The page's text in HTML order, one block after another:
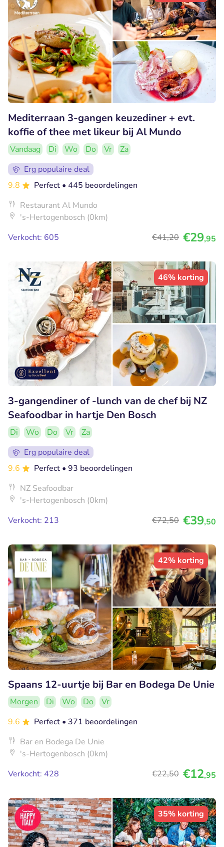
Mediterraan 3-gangen keuzediner + evt.
koffie of thee met likeur bij Al Mundo
Vandaag Di Wo Do Vr
Za
Erg populaire deal
9.8
Perfect • 445 beoordelingen
Restaurant Al Mundo
's-Hertogenbosch (0km)
Verkocht: 605
€41,20 €29,95
46% korting
3-gangendiner of -lunch van de chef bij NZ
Seafoodbar in hartje Den Bosch
Di Wo Do Vr
Za
Erg populaire deal
9.6
Perfect • 93 beoordelingen
NZ Seafoodbar
's-Hertogenbosch (0km)
Verkocht: 213
€72,50 €39,50
42% korting
Spaans 12-uurtje bij Bar en Bodega De Unie
Morgen Di Wo Do
Vr
9.6
Perfect • 371 beoordelingen
Bar en Bodega De Unie
's-Hertogenbosch (0km)
Verkocht: 428
€22,50 €12,95
35% korting